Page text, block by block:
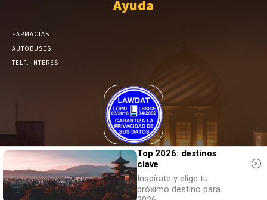
Ayuda
FARMACIAS
AUTOBUSES
TELF. INTERES
El Periódico de Yecla alcanza un grado más de compromiso en el
tratamiento de sus datos.
Top 2026: destinos
clave
Inspírate y elige tu
próximo destino para